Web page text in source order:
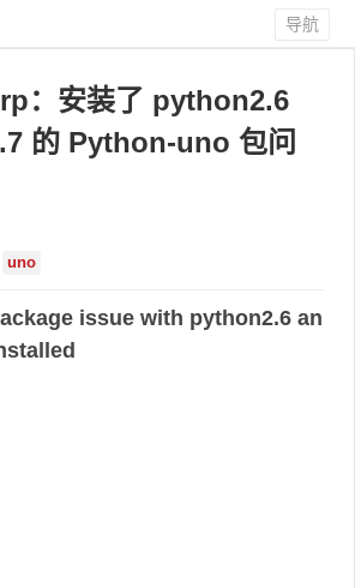
导航
：安装了 python2.6
的 Python-uno 包问
uno
issue with python2.6 an